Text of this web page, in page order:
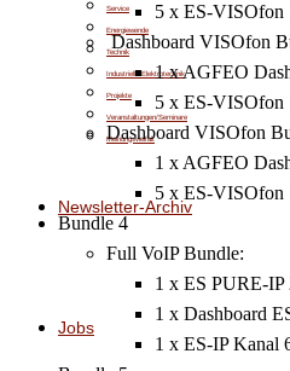
Service
Energiewende
Technik
Industrielle Elektrotechnik
Projekte
Veranstaltungen/Seminare
Meinungsvielfalt
Newsletter-Archiv
Jobs
5 x ES-VISOfon
Dashboard VISOfon
1 x AGFEO
5 x ES-VISOfon
Dashboard VISOfon
1 x AGFEO
5 x ES-VISOfon
Bundle 4
Full VoIP Bundle:
1 x ES PURE-IP
1 x Dashboard
1 x ES-IP Kanal